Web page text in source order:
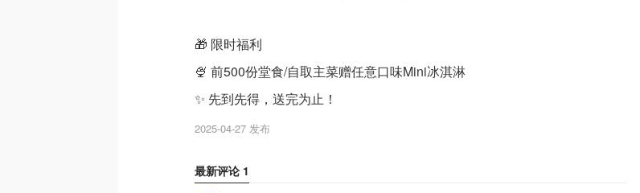
🎁 限时福利
🍨 前500份堂食/自取主菜赠任意口味Mini冰淇淋
✨ 先到先得，送完为止！
2025-04-27 发布
最新评论 1